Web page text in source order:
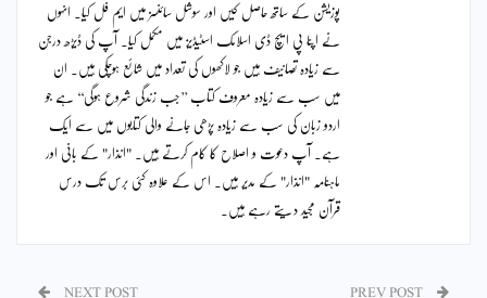
پوزیشن کے ساتھ حاصل کیں اور سوشل سائنسز میں ایم فل کیا۔ انہوں
نے اپنا پی ایچ ڈی اسلامک اسٹیڈیز میں مکمل کیا۔ آپ کی ڈیڑھ درجن
سے زیادہ تصانیف ہیں جو لاکھوں کی تعداد میں شائع ہوچکی ہیں۔ ان
میں سب سے زیادہ معروف کتاب ’’جب زندگی شروع ہوگی‘‘ ہے جو
اردو زبان کی سب سے زیادہ پڑھی جانے والی کتابوں میں سے ایک
ہے۔ آپ دعوت و اصلاح کا کام کرتے ہیں۔ "انذار" کے بانی اور
ماہنامہ "انذار" کے مدیر ہیں۔ اس کے علاوہ کئی برس تک درس
قرآن مجید دیتے رہے ہیں۔
NEXT POST